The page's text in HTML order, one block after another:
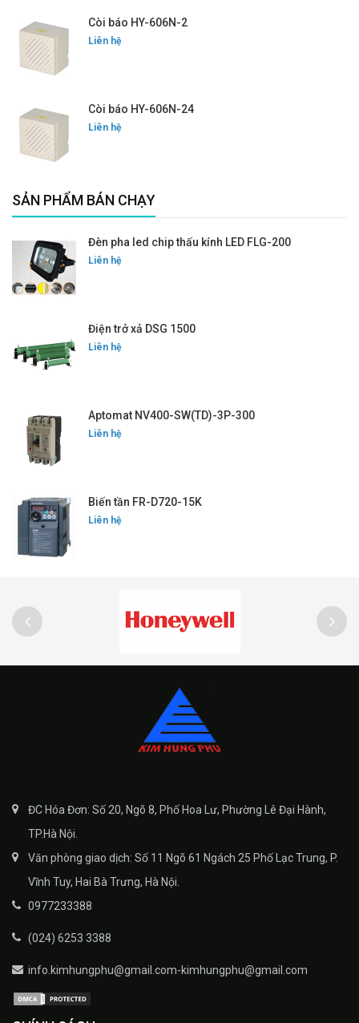
Còi báo HY-606N-2
Liên hệ
Còi báo HY-606N-24
Liên hệ
SẢN PHẨM BÁN CHẠY
Đèn pha led chip thấu kính LED FLG-200
Liên hệ
Điện trở xả DSG 1500
Liên hệ
Aptomat NV400-SW(TD)-3P-300
Liên hệ
Biến tần FR-D720-15K
Liên hệ
ĐC Hóa Đơn: Số 20, Ngõ 8, Phố Hoa Lư, Phường Lê Đại Hành,
TP.Hà Nội.
Văn phòng giao dịch: Số 11 Ngõ 61 Ngách 25 Phố Lạc Trung, P.
Vĩnh Tuy, Hai Bà Trưng, Hà Nội.
0977233388
(024) 6253 3388
info.kimhungphu@gmail.com-kimhungphu@gmail.com